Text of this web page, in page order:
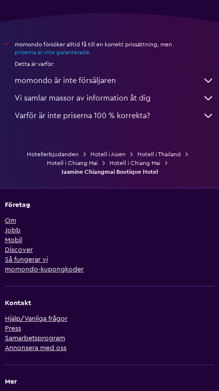
*
momondo försöker alltid få till en korrekt prissättning, men
priserna är inte garanterade
Detta är varför:
momondo är inte försäljaren
Vi samlar massor av information åt dig
Varför är inte priserna 100 % korrekta?
Hotellerbjudanden Hotell i Asien
Hotell i Thailand
Hotell i Chiang Mai
Hotell i Chiang Mai
Jasmine Chiangmai Boutique Hotel
Företag
Om
Jobb
Mobil
Discover
Så fungerar vi
momondo-kupongkoder
Kontakt
Hjälp/Vanliga frågor
Press
Samarbetsprogram
Annonsera med oss
Mer